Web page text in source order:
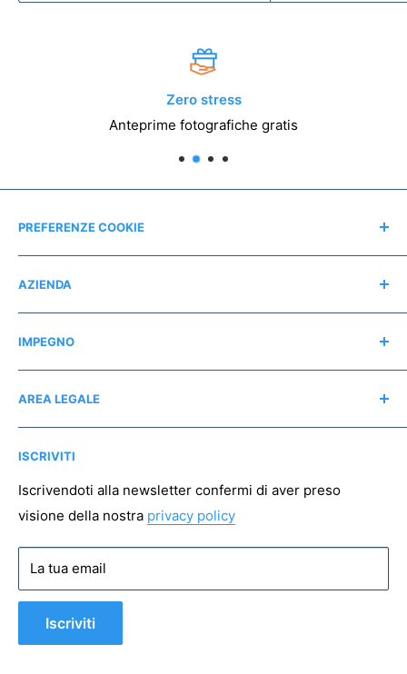
Zero stress
Anteprime fotografiche gratis
PREFERENZE COOKIE
Modifica consensi
AZIENDA
Contatti
Chi siamo
Recensioni
Instagram
Mappa del sito
IMPEGNO
Regali consapevoli
Associazioni no profit
AREA LEGALE
Pagamento sicuro
Spedizioni
Resi
Condizioni di vendita
Privacy policy
Cookie policy
ISCRIVITI
Iscrivendoti alla newsletter confermi di aver preso
visione della nostra privacy policy
La tua email
Iscriviti